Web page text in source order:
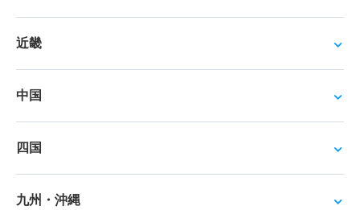
近畿
中国
四国
九州・沖縄